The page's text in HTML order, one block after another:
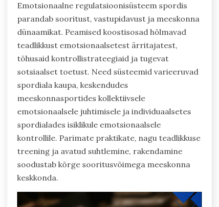
Emotsionaalne regulatsioonisüsteem spordis
parandab sooritust, vastupidavust ja meeskonna
dünaamikat. Peamised koostisosad hõlmavad
teadlikkust emotsionaalsetest ärritajatest,
tõhusaid kontrollistrateegiaid ja tugevat
sotsiaalset toetust. Need süsteemid varieeruvad
spordiala kaupa, keskendudes
meeskonnasportides kollektiivsele
emotsionaalsele juhtimisele ja individuaalsetes
spordialades isiklikule emotsionaalsele
kontrollile. Parimate praktikate, nagu teadlikkuse
treening ja avatud suhtlemine, rakendamine
soodustab kõrge sooritusvõimega meeskonna
keskkonda.